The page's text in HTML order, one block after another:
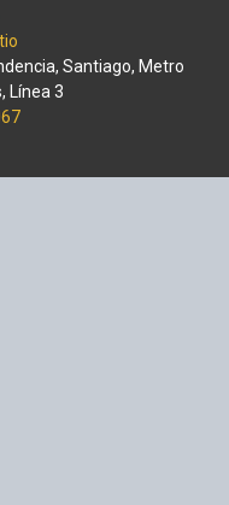
Santiago, Metro
Línea 3